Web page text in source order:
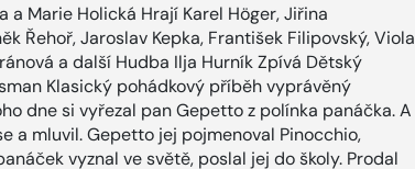
a Marie Holická Hrají Karel Höger, Jiřina
Řehoř, Jaroslav Kepka, František Filipovský, Viola
a další Hudba Ilja Hurník Zpívá Dětský
Klasický pohádkový příběh vyprávěný
dne si vyřezal pan Gepetto z polínka panáčka. A
a mluvil. Gepetto jej pojmenoval Pinocchio,
vyznal ve světě, poslal jej do školy. Prodal